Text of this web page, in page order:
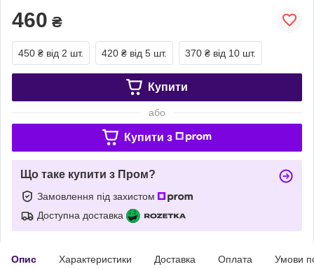
460 ₴
450 ₴ від 2 шт. 420 ₴ від 5 шт. 370 ₴ від 10 шт.
Купити
або
Купити з
Що таке купити з Пром?
Замовлення під захистом
Доступна доставка
Опис Характеристики Доставка Оплата Умови